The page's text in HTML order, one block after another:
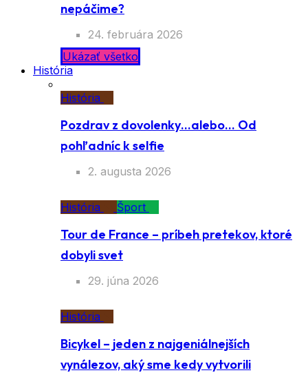
nepáčime?
24. februára 2026
Ukázať všetko
História
História
Pozdrav z dovolenky…alebo… Od
pohľadníc k selfie
2. augusta 2026
História Šport
Tour de France – príbeh pretekov, ktoré
dobyli svet
29. júna 2026
História
Bicykel – jeden z najgeniálnejších
vynálezov, aký sme kedy vytvorili